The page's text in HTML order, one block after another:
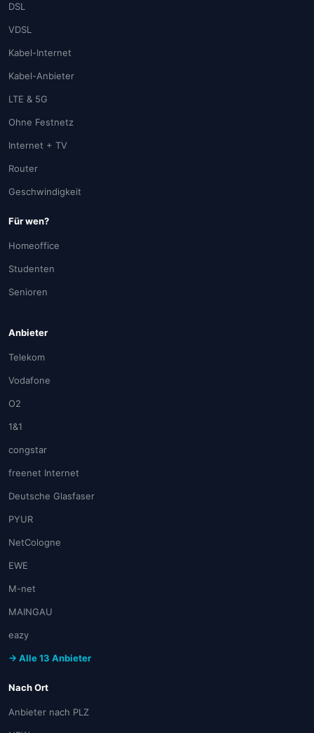
DSL
VDSL
Kabel-Internet
Kabel-Anbieter
LTE & 5G
Ohne Festnetz
Internet + TV
Router
Geschwindigkeit
Für wen?
Homeoffice
Studenten
Senioren
Anbieter
Telekom
Vodafone
O2
1&1
congstar
freenet Internet
Deutsche Glasfaser
PYUR
NetCologne
EWE
M-net
MAINGAU
eazy
→ Alle 13 Anbieter
Nach Ort
Anbieter nach PLZ